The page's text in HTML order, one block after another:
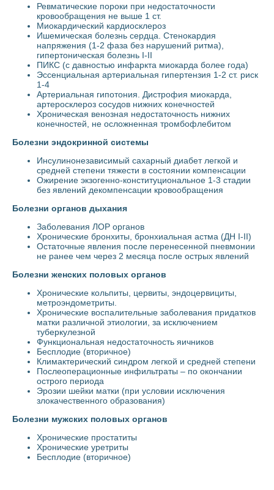
Ревматические пороки при недостаточности
кровообращения не выше 1 ст.
Миокардический кардиосклероз
Ишемическая болезнь сердца. Стенокардия
напряжения (1-2 фаза без нарушений ритма),
гипертоническая болезнь I-II
ПИКС (с давностью инфаркта миокарда более года)
Эссенциальная артериальная гипертензия 1-2 ст. риск
1-4
Артериальная гипотония. Дистрофия миокарда,
артеросклероз сосудов нижних конечностей
Хроническая венозная недостаточность нижних
конечностей, не осложненная тромбофлебитом
Болезни эндокринной системы
Инсулинонезависимый сахарный диабет легкой и
средней степени тяжести в состоянии компенсации
Ожирение экзогенно-конституциональное 1-3 стадии
без явлений декомпенсации кровообращения
Болезни органов дыхания
Заболевания ЛОР органов
Хронические бронхиты, бронхиальная астма (ДН I-II)
Остаточные явления после перенесенной пневмонии
не ранее чем через 2 месяца после острых явлений
Болезни женских половых органов
Хронические кольпиты, цервиты, эндоцервициты,
метроэндометриты.
Хронические воспалительные заболевания придатков
матки различной этиологии, за исключением
туберкулезной
Функциональная недостаточность яичников
Бесплодие (вторичное)
Климактерический синдром легкой и средней степени
Послеоперационные инфильтраты – по окончании
острого периода
Эрозии шейки матки (при условии исключения
злокачественного образования)
Болезни мужских половых органов
Хронические простатиты
Хронические уретриты
Бесплодие (вторичное)